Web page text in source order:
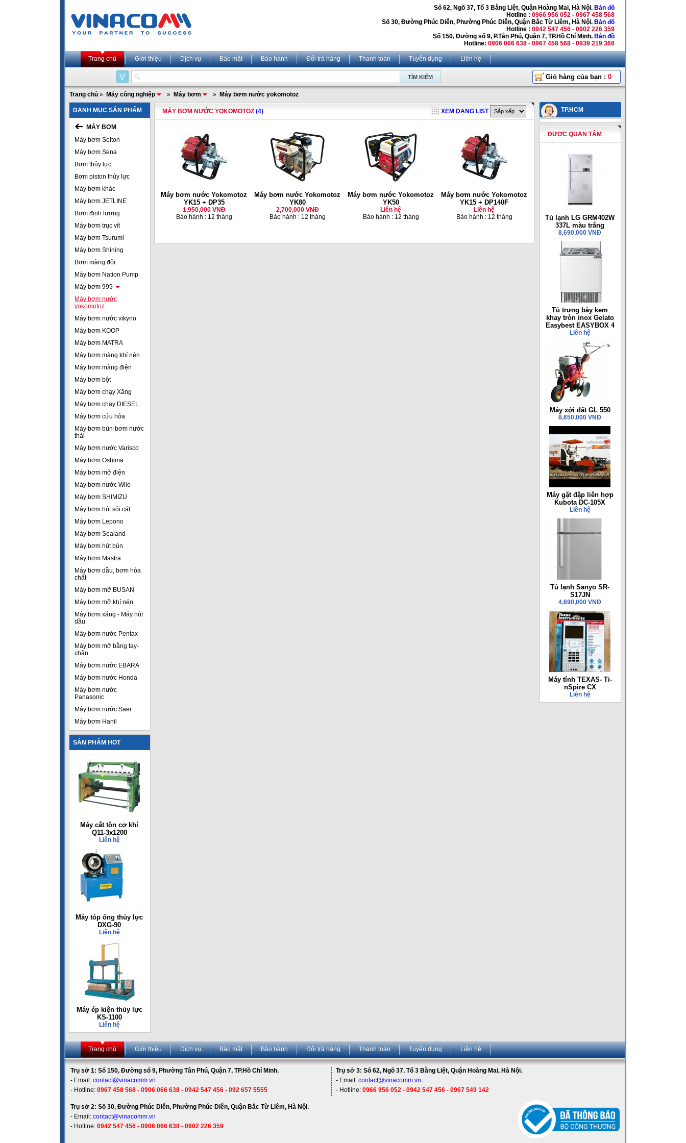
Số 62, Ngõ 37, Tổ 3 Bằng Liệt, Quận Hoàng Mai, Hà Nội. Bản đồ
Hotline : 0966 956 052 - 0967 458 568
Số 30, Đường Phúc Diễn, Phường Phúc Diễn, Quận Bắc Từ Liêm, Hà Nội. Bản đồ
Hotline : 0942 547 456 - 0902 226 359
Số 150, Đường số 9, P.Tân Phú, Quận 7, TP.Hồ Chí Minh. Bản đồ
Hotline: 0906 066 638 - 0967 458 568 - 0939 219 368
Trang chủ Giới thiệu Dịch vụ Bảo mật Bảo hành Đổi trả hàng Thanh toán Tuyển dụng Liên hệ
Giỏ hàng của bạn : 0
Trang chủ » Máy công nghiệp » Máy bơm » Máy bơm nước yokomotoz
DANH MỤC SẢN PHẨM
MÁY BƠM
Máy bơm Selton
Máy bơm Sena
Bơm thủy lực
Bơm piston thủy lực
Máy bơm khác
Máy bơm JETLINE
Bơm định lượng
Máy bơm trục vít
Máy bơm Tsurumi
Máy bơm Shining
Bơm màng đôi
Máy bơm Nation Pump
Máy bơm 999
Máy bơm nước
yokomotoz
Máy bơm nước vikyno
Máy bơm KOOP
Máy bơm MATRA
Máy bơm màng khí nén
Máy bơm màng điện
Máy bơm bột
Máy bơm chạy Xăng
Máy bơm chạy DIESEL
Máy bơm cứu hỏa
Máy bơm bùn-bơm nước
thải
Máy bơm nước Varisco
Máy bơm Oshima
Máy bơm mỡ điện
Máy bơm nước Wilo
Máy bơm SHIMIZU
Máy bơm hút sỏi cát
Máy bơm Lepono
Máy bơm Sealand
Máy bơm hút bùn
Máy bơm Mastra
Máy bơm dầu, bơm hóa
chất
Máy bơm mỡ BUSAN
Máy bơm mỡ khí nén
Máy bơm xăng - Máy hút
dầu
Máy bơm nước Pentax
Máy bơm mỡ bằng tay-
chân
Máy bơm nước EBARA
Máy bơm nước Honda
Máy bơm nước
Panasonic
Máy bơm nước Saer
Máy bơm Hanil
SẢN PHẨM HOT
Máy cắt tôn cơ khí
Q11-3x1200
Liên hệ
Máy tóp ống thủy lực
DXG-90
Liên hệ
Máy ép kiện thủy lực
KS-1100
Liên hệ
MÁY BƠM NƯỚC YOKOMOTOZ (4) XEM DẠNG LIST
Máy bơm nước Yokomotoz
YK15 + DP35
1,950,000 VNĐ
Bảo hành : 12 tháng
Máy bơm nước Yokomotoz
YK80
2,700,000 VNĐ
Bảo hành : 12 tháng
Máy bơm nước Yokomotoz
YK50
Liên hệ
Bảo hành : 12 tháng
Máy bơm nước Yokomotoz
YK15 + DP140F
Liên hệ
Bảo hành : 12 tháng
TP.HCM
ĐƯỢC QUAN TÂM
Tủ lạnh LG GRM402W
337L màu trắng
8,690,000 VNĐ
Tủ trưng bày kem
khay tròn inox Gelato
Easybest EASYBOX 4
Liên hệ
Máy xới đất GL 550
8,650,000 VNĐ
Máy gặt đập liên hợp
Kubota DC-105X
Liên hệ
Tủ lạnh Sanyo SR-
S17JN
4,690,000 VNĐ
Máy tính TEXAS- Ti-
nSpire CX
Liên hệ
Trang chủ Giới thiệu Dịch vụ Bảo mật Bảo hành Đổi trả hàng Thanh toán Tuyển dụng Liên hệ
Trụ sở 1: Số 150, Đường số 9, Phường Tân Phú, Quận 7, TP.Hồ Chí Minh.
- Email: contact@vinacomm.vn
- Hotline: 0967 458 568 - 0906 066 638 - 0942 547 456 - 092 657 5555
Trụ sở 2: Số 30, Đường Phúc Diễn, Phường Phúc Diễn, Quận Bắc Từ Liêm, Hà Nội.
- Email: contact@vinacomm.vn
- Hotline: 0942 547 456 - 0906 066 638 - 0902 226 359
Trụ sở 3: Số 62, Ngõ 37, Tổ 3 Bằng Liệt, Quận Hoàng Mai, Hà Nội.
- Email: contact@vinacomm.vn
- Hotline: 0966 956 052 - 0942 547 456 - 0967 549 142